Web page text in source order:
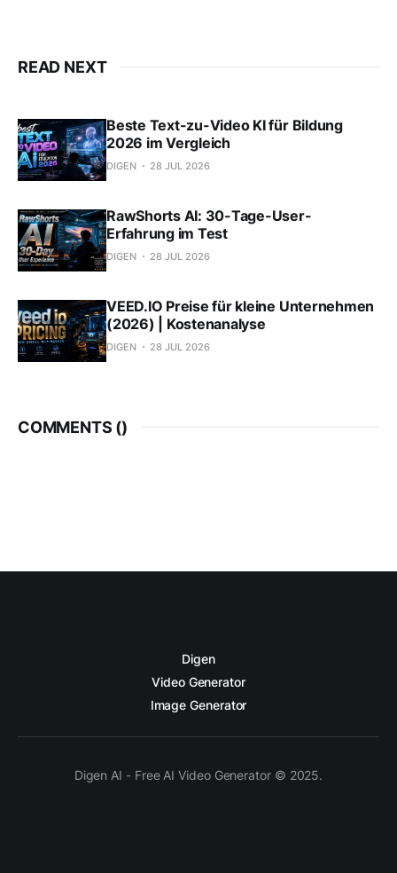
READ NEXT
Beste Text-zu-Video KI für Bildung
2026 im Vergleich
DIGEN 28 JUL 2026
RawShorts AI: 30-Tage-User-
Erfahrung im Test
DIGEN 28 JUL 2026
VEED.IO Preise für kleine Unternehmen
(2026) | Kostenanalyse
DIGEN 28 JUL 2026
COMMENTS ()
Digen
Video Generator
Image Generator
Digen AI - Free AI Video Generator © 2025.